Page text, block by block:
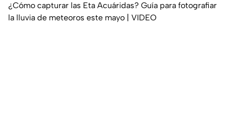
¿Cómo capturar las Eta Acuáridas? Guía para fotografiar
la lluvia de meteoros este mayo | VIDEO